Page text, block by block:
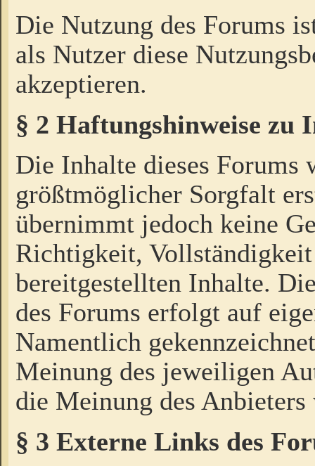
Die Nutzung des Forums
als Nutzer diese
akzeptieren.
§ 2 Haftungshinweise zu
Die Inhalte dieses Forums
größtmöglicher Sorgfalt
übernimmt jedoch keine
Richtigkeit,
bereitgestellten Inhalte.
des Forums erfolgt auf
Namentlich
Meinung des jeweiligen
die Meinung des Anbieters
§ 3 Externe Links des